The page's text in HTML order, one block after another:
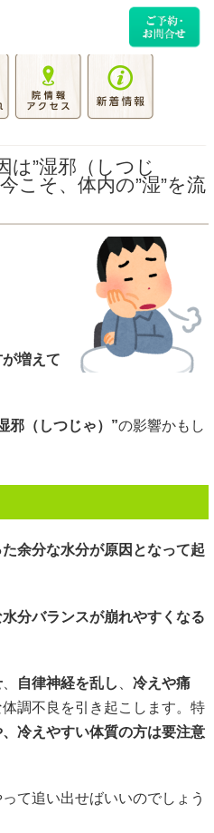
は”湿邪（しつじ
こそ、体内の”湿”を流
増えて
邪（しつじゃ）”の影響かもし
余分な水分が原因となって起
分バランスが崩れやすくなる
自律神経を乱し
冷えや痛
調不良を引き起こします。特
冷えやすい体質の方は要注意
て追い出せばいいのでしょう